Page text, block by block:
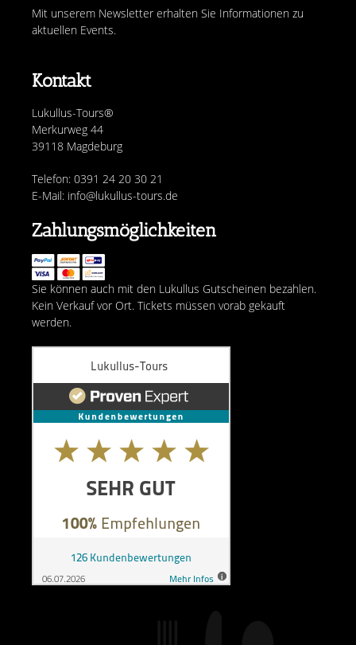
Kontakt
Lukullus-Tours®
Merkurweg 44
39118 Magdeburg
Telefon: 0391 24 20 30 21
E-Mail: info@lukullus-tours.de
Mit unserem Newsletter erhalten Sie Informationen zu
aktuellen Events.
Zahlungsmöglichkeiten
Sie können auch mit den Lukullus Gutscheinen bezahlen.
Kein Verkauf vor Ort. Tickets müssen vorab gekauft
werden.